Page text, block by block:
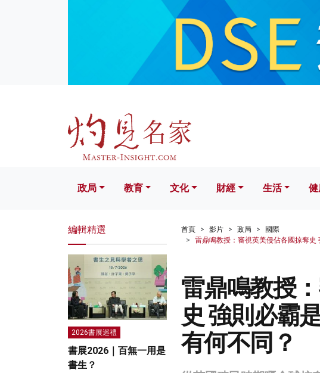
文化 財經 生活 健康
政局 教育 文化 財經 生活
首頁 影片 政局
國際
雷鼎鳴教授：審視英美侵佔各國掠奪
雷鼎鳴教授
史 強則必霸
有何不同？
編輯精選
2026書展巡禮
書展2026｜百無一用是
書生？